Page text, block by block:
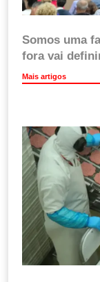
Somos uma
fora vai
Mais artigos